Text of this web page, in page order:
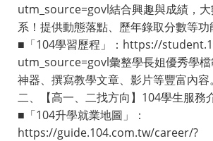
utm_source=govl結合興趣與成績，
系！提供動態落點、歷年錄取分數等功
■「104學習歷程」：https://
utm_source=govl彙整學長姐優秀學
神器、撰寫教學文章、影片等豐富內容。
二、【高一、二找方向】104學生服務
■「104升學就業地圖」：
https://guide.104.com.tw/career/?